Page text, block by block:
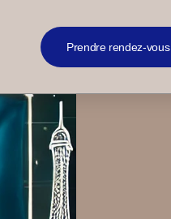
Prendre rendez-vous